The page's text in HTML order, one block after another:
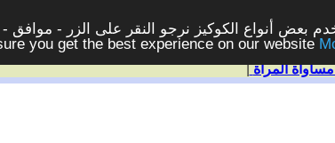
بعض أنواع الكوكيز نرجو النقر على الزر - موافق
you get the best experience on our website
| المرأة